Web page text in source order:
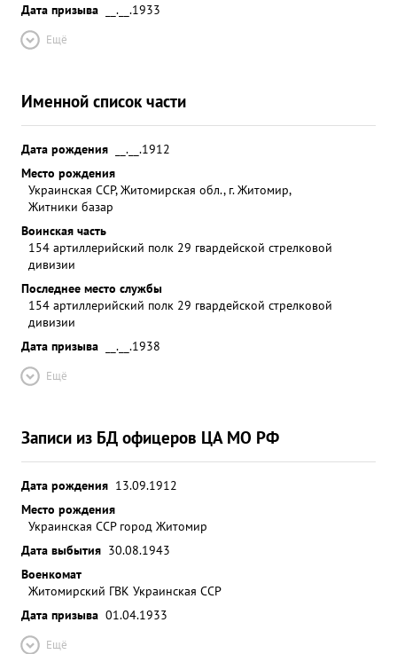
Дата призыва
__.__.1933
Ещё
Именной список части
Дата рождения
__.__.1912
Место рождения
Украинская ССР, Житомирская обл., г. Житомир,
Житники базар
Воинская часть
154 артиллерийский полк 29 гвардейской стрелковой
дивизии
Последнее место службы
154 артиллерийский полк 29 гвардейской стрелковой
дивизии
Дата призыва
__.__.1938
Ещё
Записи из БД офицеров ЦА МО РФ
Дата рождения 13.09.1912
Место рождения
Украинская ССР город Житомир
Дата выбытия 30.08.1943
Военкомат
Житомирский ГВК Украинская ССР
Дата призыва 01.04.1933
Ещё